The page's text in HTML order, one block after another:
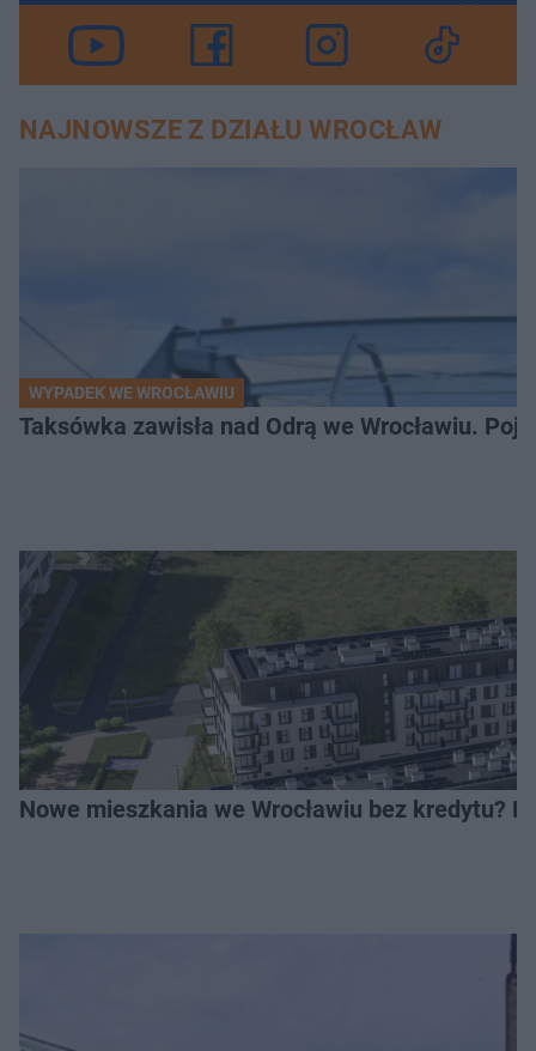
NAJNOWSZE Z DZIAŁU WROCŁAW
WYPADEK WE WROCŁAWIU
Taksówka zawisła nad Odrą we Wrocławiu.
Nowe mieszkania we Wrocławiu bez kredytu?